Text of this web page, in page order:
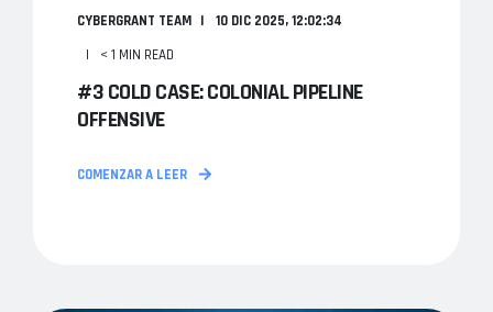
CYBERGRANT TEAM
10 DIC 2025, 12:02:34
< 1 MIN READ
#3 COLD CASE: COLONIAL PIPELINE
OFFENSIVE
COMENZAR A LEER